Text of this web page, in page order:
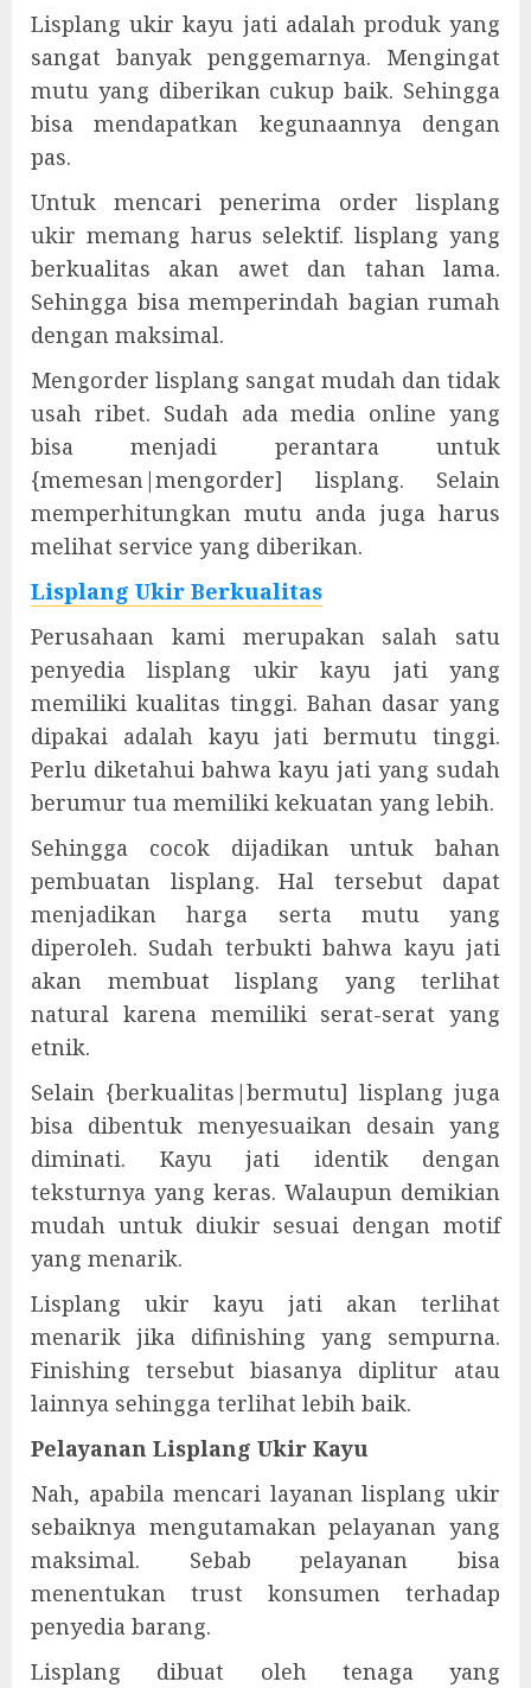
Lisplang ukir kayu jati adalah produk yang
sangat banyak penggemarnya. Mengingat
mutu yang diberikan cukup baik. Sehingga
bisa mendapatkan kegunaannya dengan
pas.
Untuk mencari penerima order lisplang
ukir memang harus selektif. lisplang yang
berkualitas akan awet dan tahan lama.
Sehingga bisa memperindah bagian rumah
dengan maksimal.
Mengorder lisplang sangat mudah dan tidak
usah ribet. Sudah ada media online yang
bisa menjadi perantara untuk
{memesan|mengorder] lisplang. Selain
memperhitungkan mutu anda juga harus
melihat service yang diberikan.
Lisplang Ukir Berkualitas
Perusahaan kami merupakan salah satu
penyedia lisplang ukir kayu jati yang
memiliki kualitas tinggi. Bahan dasar yang
dipakai adalah kayu jati bermutu tinggi.
Perlu diketahui bahwa kayu jati yang sudah
berumur tua memiliki kekuatan yang lebih.
Sehingga cocok dijadikan untuk bahan
pembuatan lisplang. Hal tersebut dapat
menjadikan harga serta mutu yang
diperoleh. Sudah terbukti bahwa kayu jati
akan membuat lisplang yang terlihat
natural karena memiliki serat-serat yang
etnik.
Selain {berkualitas|bermutu] lisplang juga
bisa dibentuk menyesuaikan desain yang
diminati. Kayu jati identik dengan
teksturnya yang keras. Walaupun demikian
mudah untuk diukir sesuai dengan motif
yang menarik.
Lisplang ukir kayu jati akan terlihat
menarik jika difinishing yang sempurna.
Finishing tersebut biasanya diplitur atau
lainnya sehingga terlihat lebih baik.
Pelayanan Lisplang Ukir Kayu
Nah, apabila mencari layanan lisplang ukir
sebaiknya mengutamakan pelayanan yang
maksimal. Sebab pelayanan bisa
menentukan trust konsumen terhadap
penyedia barang.
Lisplang dibuat oleh tenaga yang